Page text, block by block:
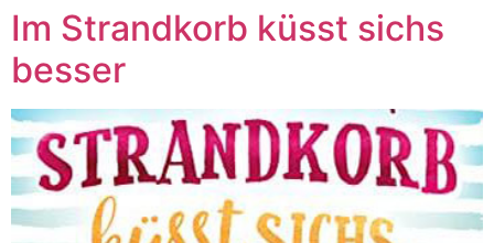
Im Strandkorb küsst sichs
besser